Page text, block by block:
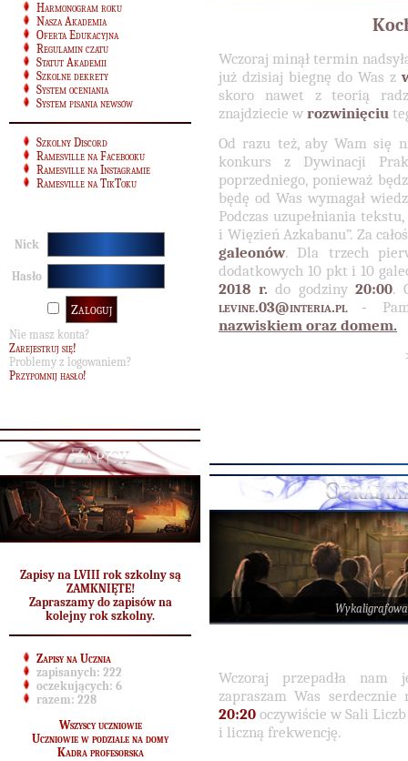
Harmonogram roku
Nasza Akademia
Oferta Edukacyjna
Regulamin czatu
Statut Akademii
Szkolne dekrety
System oceniania
System pisania newsów
Szkolny Discord
Ramesville na Facebooku
Ramesville na Instagramie
Ramesville na TikToku
Nick
Hasło
Nie masz konta?
Zarejestruj się!
Problemy z logowaniem?
Przypomnij hasło!
Zapisy
Zapisy na LVIII rok szkolny są
ZAMKNIĘTE!
Zapraszamy do zapisów na
kolejny rok szkolny.
Zapisy na Ucznia
zapisanych: 222
oczekujących: 6
razem: 228
Wszyscy uczniowie
Uczniowie w podziale na domy
Kadra profesorska
Wczoraj minął termin
już dzisiaj biegnę do Was z
skoro nawet z teorią
znajdziecie w rozwinięciu
Od razu też, aby Wam się
konkurs z Dywinacji
poprzedniego, ponieważ
będę od Was wymagał
Podczas uzupełniania
i Więzień Azkabanu”. Za
galeonów. Dla trzech
dodatkowych 10 pkt i 10
2018 r. do godziny20:00.
levine.03@interia.pl
-
nazwiskiem oraz domem.
Wczoraj przepadła
zapraszam Was
20:20 oczywiście w Sali
i liczną frekwencję.